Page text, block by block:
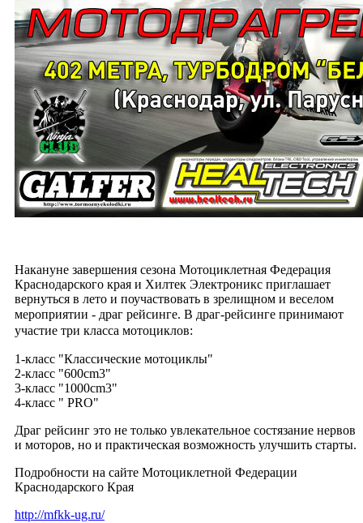
Накануне завершения сезона Мотоциклетная Федерация
Краснодарского края и Хилтек Электроникс приглашает
вернуться в лето и поучаствовать в зрелищном и веселом
мероприятии - драг рейсинге. В драг-рейсинге принимают
участие три класса мотоциклов:
1-класс "Классические мотоциклы"
2-класс "600cm3"
3-класс "1000cm3"
4-класс " PRO"
Драг рейсинг это не только увлекательное состязание нервов
и моторов, но и практическая возможность улучшить старты.
Подробности на сайте Мотоциклетной Федерации
Краснодарского Края
http://mfkk-ug.ru/